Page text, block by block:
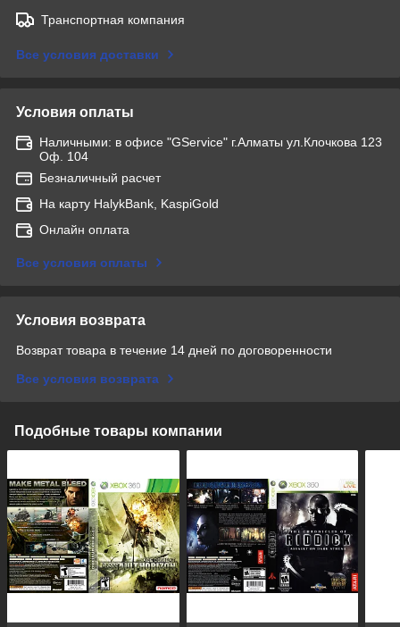
Транспортная компания
Все условия доставки
Условия оплаты
Наличными: в офисе "GService" г.Алматы ул.Клочкова 123
Оф. 104
Безналичный расчет
На карту HalykBank, KaspiGold
Онлайн оплата
Все условия оплаты
Условия возврата
Возврат товара в течение 14 дней по договоренности
Все условия возврата
Подобные товары компании